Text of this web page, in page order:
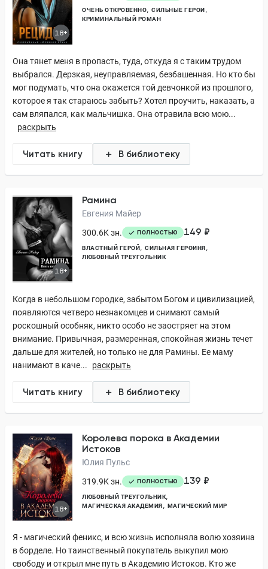
18+
ОЧЕНЬ ОТКРОВЕННО
СИЛЬНЫЕ ГЕРОИ
КРИМИНАЛЬНЫЙ РОМАН
Она тянет меня в пропасть, туда, откуда я с таким трудом
выбрался. Дерзкая, неуправляемая, безбашенная. Но кто бы
мог подумать, что она окажется той девчонкой из прошлого,
которое я так стараюсь забыть? Хотел проучить, наказать, а
сам вляпался, как мальчишка. Она отравила всю мою...
раскрыть
Читать книгу В библиотеку
18+
Рамина
Евгения Майер
300.6K зн.
ПОЛНОСТЬЮ 149 ₽
ВЛАСТНЫЙ ГЕРОЙ
СИЛЬНАЯ ГЕРОИНЯ
ЛЮБОВНЫЙ ТРЕУГОЛЬНИК
Когда в небольшом городке, забытом Богом и цивилизацией,
появляются четверо незнакомцев и снимают самый
роскошный особняк, никто особо не заостряет на этом
внимание. Привычная, размеренная, спокойная жизнь течет
дальше для жителей, но только не для Рамины. Ее маму
нанимают в каче...
раскрыть
Читать книгу В библиотеку
18+
Королева порока в Академии
Истоков
Юлия Пульс
319.9K зн.
ПОЛНОСТЬЮ 139 ₽
ЛЮБОВНЫЙ ТРЕУГОЛЬНИК
МАГИЧЕСКАЯ АКАДЕМИЯ
МАГИЧЕСКИЙ МИР
Я - магический феникс, и всю жизнь исполняла волю хозяина
в борделе. Но таинственный покупатель выкупил мою
свободу и открыл мне путь в Академию Истоков. Кто же